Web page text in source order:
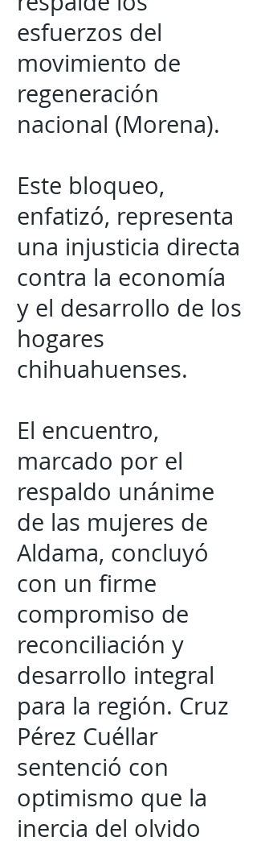
esfuerzos del
movimiento de
regeneración
nacional (Morena).
Este bloqueo,
enfatizó, representa
una injusticia directa
contra la economía
y el desarrollo de los
hogares
chihuahuenses.
El encuentro,
marcado por el
respaldo unánime
de las mujeres de
Aldama, concluyó
con un firme
compromiso de
reconciliación y
desarrollo integral
para la región. Cruz
Pérez Cuéllar
sentenció con
optimismo que la
inercia del olvido